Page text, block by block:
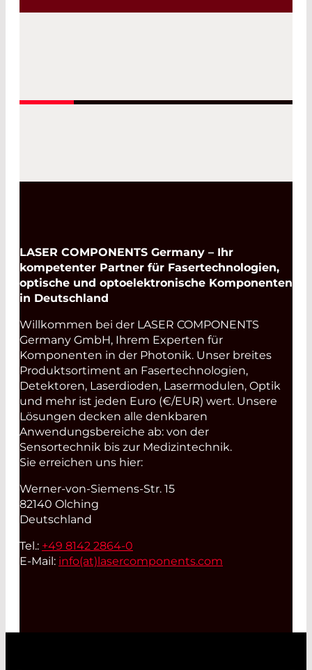
LASER COMPONENTS Germany – Ihr
kompetenter Partner für Fasertechnologien,
optische und optoelektronische Komponenten
in Deutschland
Willkommen bei der LASER COMPONENTS
Germany GmbH, Ihrem Experten für
Komponenten in der Photonik. Unser breites
Produktsortiment an Fasertechnologien,
Detektoren, Laserdioden, Lasermodulen, Optik
und mehr ist jeden Euro (€/EUR) wert. Unsere
Lösungen decken alle denkbaren
Anwendungsbereiche ab: von der
Sensortechnik bis zur Medizintechnik.
Sie erreichen uns hier:
Werner-von-Siemens-Str. 15
82140 Olching
Deutschland
Tel.: +49 8142 2864-0
E-Mail: info(at)lasercomponents.com